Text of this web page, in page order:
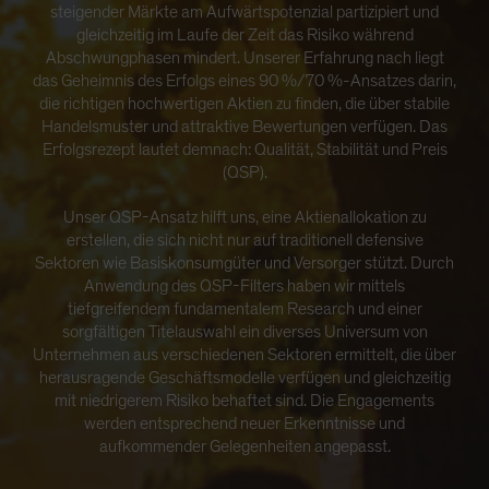
steigender Märkte am Aufwärtspotenzial partizipiert und
gleichzeitig im Laufe der Zeit das Risiko während
Abschwungphasen mindert. Unserer Erfahrung nach liegt
das Geheimnis des Erfolgs eines 90 %/70 %-Ansatzes darin,
die richtigen hochwertigen Aktien zu finden, die über stabile
Handelsmuster und attraktive Bewertungen verfügen. Das
Erfolgsrezept lautet demnach: Qualität, Stabilität und Preis
(QSP).
Unser QSP-Ansatz hilft uns, eine Aktienallokation zu
erstellen, die sich nicht nur auf traditionell defensive
Sektoren wie Basiskonsumgüter und Versorger stützt. Durch
Anwendung des QSP-Filters haben wir mittels
tiefgreifendem fundamentalem Research und einer
sorgfältigen Titelauswahl ein diverses Universum von
Unternehmen aus verschiedenen Sektoren ermittelt, die über
herausragende Geschäftsmodelle verfügen und gleichzeitig
mit niedrigerem Risiko behaftet sind. Die Engagements
werden entsprechend neuer Erkenntnisse und
aufkommender Gelegenheiten angepasst.